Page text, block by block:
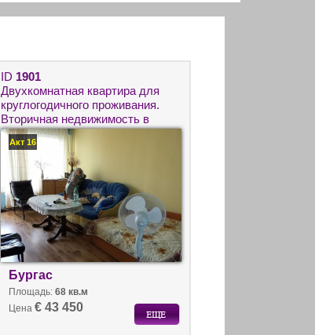
ID 1901
Двухкомнатная квартира для
круглогодичного проживания.
Вторичная недвижимость в
Бургасе.
Акт 16
Бургас
Площадь: 68 кв.м
Цена € 43 450